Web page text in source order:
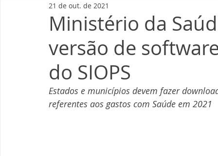
Ministério da
versão de
do SIOPS
21 de out. de 2021
Estados e municípios devem fazer
referentes aos gastos com Saúde em 2021